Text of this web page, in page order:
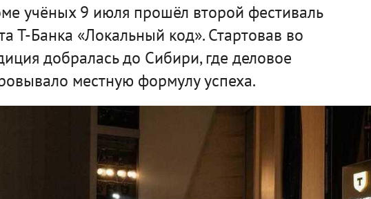
учёных 9 июля прошёл второй фестиваль
Т-Банка «Локальный код». Стартовав во
добралась до Сибири, где деловое
местную формулу успеха.